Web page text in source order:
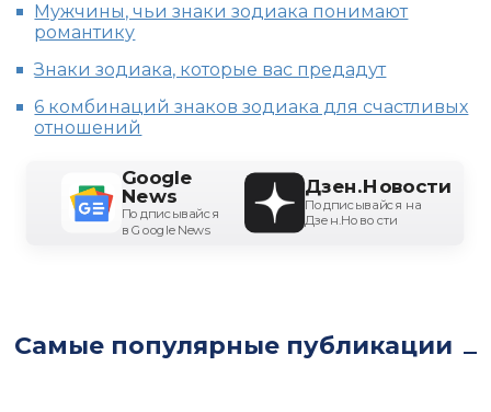
Мужчины, чьи знаки зодиака понимают
романтику
Знаки зодиака, которые вас предадут
6 комбинаций знаков зодиака для счастливых
отношений
Google
News
Подписывайся
в Google News
Дзен.Новости
Подписывайся на
Дзен.Новости
Самые популярные публикации